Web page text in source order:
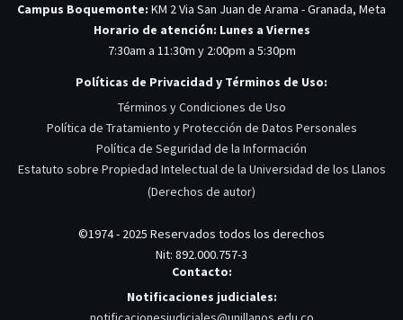
Campus Boquemonte: KM 2 Via San Juan de Arama - Granada, Meta
Horario de atención: Lunes a Viernes
7:30am a 11:30m y 2:00pm a 5:30pm
Políticas de Privacidad y Términos de Uso:
Términos y Condiciones de Uso
Política de Tratamiento y Protección de Datos Personales
Política de Seguridad de la Información
Estatuto sobre Propiedad Intelectual de la Universidad de los Llanos
(Derechos de autor)
©1974 - 2025 Reservados todos los derechos
Nit: 892.000.757-3
Contacto:
Notificaciones judiciales: